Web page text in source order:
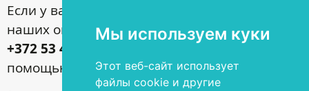
Мы используем куки
Этот веб-сайт использует
файлы cookie и другие
Если у вас имеются вопросы по поводу
наших операций, звоните по номеру
+372 53 44 35 33
или задавайте их с
помощью контактной формы